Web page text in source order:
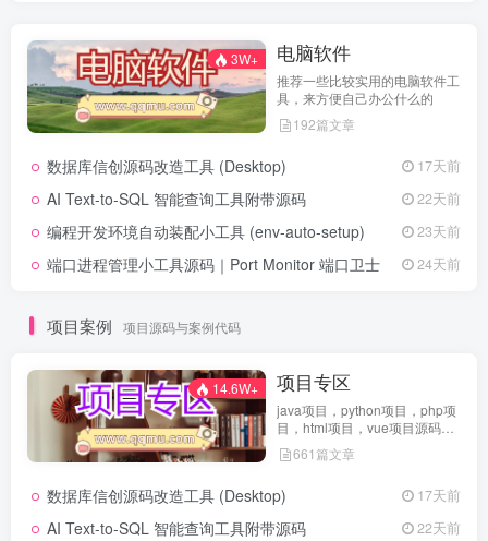
3W+ 电脑软件
推荐一些比较实用的电脑软件工
具，来方便自己办公什么的
192篇文章
数据库信创源码改造工具 (Desktop) 17天前
AI Text-to-SQL 智能查询工具附带源码 22天前
编程开发环境自动装配小工具 (env-auto-setup) 23天前
端口进程管理小工具源码｜Port Monitor 端口卫士 24天前
项目案例 项目源码与案例代码
14.6W+ 项目专区
java项目，python项目，php项
目，html项目，vue项目源码免
费查看661篇文章
数据库信创源码改造工具 (Desktop) 17天前
AI Text-to-SQL 智能查询工具附带源码 22天前